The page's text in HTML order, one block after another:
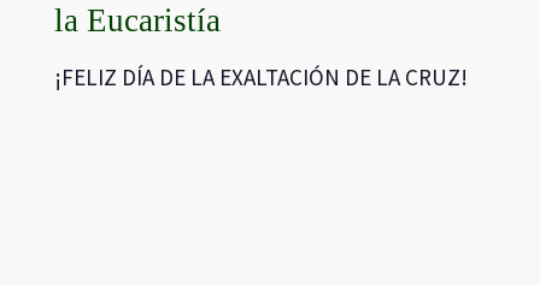
la Eucaristía
¡FELIZ DÍA DE LA EXALTACIÓN DE LA CRUZ!